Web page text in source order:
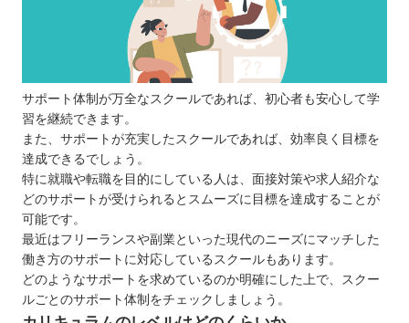
サポート体制が万全なスクールであれば、初心者も安心して学
習を継続できます。
また、サポートが充実したスクールであれば、効率良く目標を
達成できるでしょう。
特に就職や転職を目的にしている人は、面接対策や求人紹介な
どのサポートが受けられるとスムーズに目標を達成することが
可能です。
最近はフリーランスや副業といった現代のニーズにマッチした
働き方のサポートに対応しているスクールもあります。
どのようなサポートを求めているのか明確にした上で、スクー
ルごとのサポート体制をチェックしましょう。